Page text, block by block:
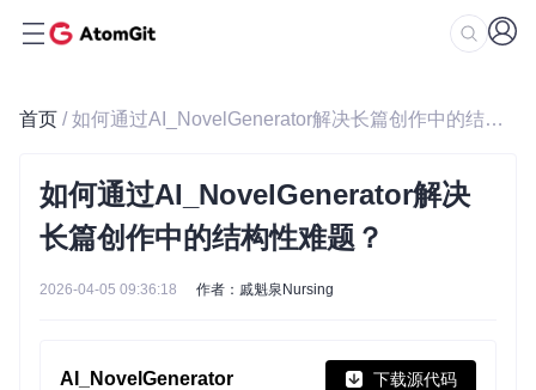
首页 / 如何通过AI_NovelGenerator解决长篇创作中的结构性难题？
如何通过AI_NovelGenerator解决
长篇创作中的结构性难题？
2026-04-05 09:36:18 作者：戚魁泉Nursing
AI_NovelGenerator 下载源代码